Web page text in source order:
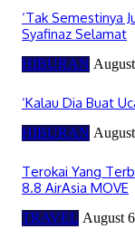
‘Tak Semestinya
Syafinaz Selamat
HIBURAN
‘Kalau Dia Buat
HIBURAN
Terokai Yang
8.8 AirAsia MOVE
TRAVEL August